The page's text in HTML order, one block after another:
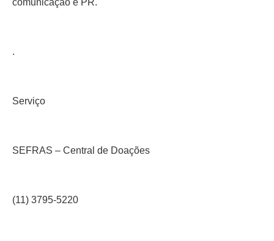
comunicação e PR.
.
Serviço
SEFRAS – Central de Doações
(11) 3795-5220